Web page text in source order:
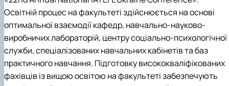
Освітній процес на факультеті здійснюється на основі
оптимальної взаємодії кафедр, навчально-науково-
виробничих лабораторій, центру соціально-психологічної
служби, спеціалізованих навчальних кабінетів та баз
практичного навчання. Підготовку висококваліфікованих
фахівців із вищою освітою на факультеті забезпечують